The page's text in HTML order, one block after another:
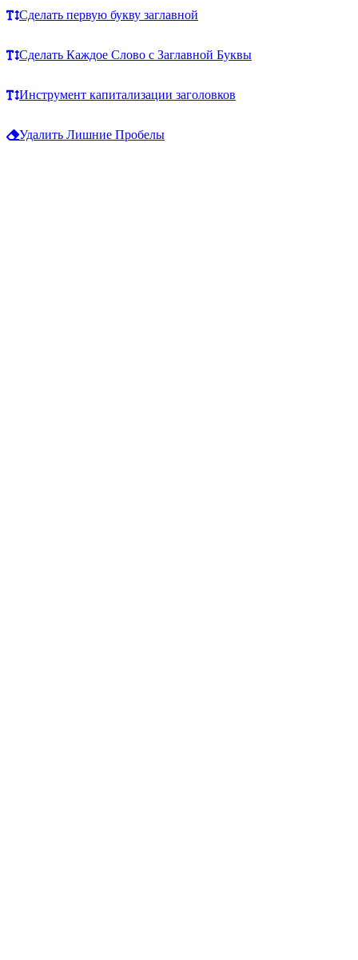
Сделать первую букву заглавной
Сделать Каждое Слово с Заглавной Буквы
Инструмент капитализации заголовков
Удалить Лишние Пробелы